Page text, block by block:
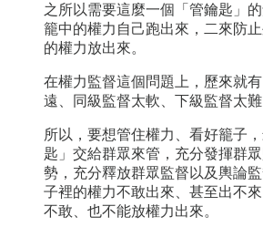
之所以需要這麼一個「管鑰匙」
籠中的權力自己跑出來，二來防
的權力放出來。
在權力監督這個問題上，歷來就
遠、同級監督太軟、下級監督太難
所以，要想管住權力、看好籠子
匙」交給群眾來管，充分發揮群
勢，充分釋放群眾監督以及輿論
子裡的權力不敢出來、甚至出不
不敢、也不能放權力出來。